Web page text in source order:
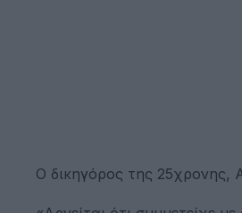
Ο δικηγόρος της 25χρονης,